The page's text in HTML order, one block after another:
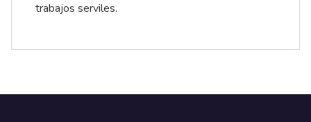
trabajos serviles.